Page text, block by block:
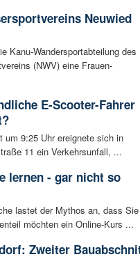
Neuwied
Kanu-Wandersportabteilung des
(NWV) eine Frauen-
E-Scooter-Fahrer
um 9:25 Uhr ereignete sich in
11 ein Verkehrsunfall, ...
lernen - gar nicht so
lastet der Mythos an, dass Sie
möchten ein Online-Kurs ...
Zweiter